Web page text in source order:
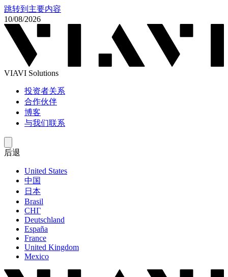
跳转到主要内容
10/08/2026
VIAVI Solutions
投资者关系
合作伙伴
博客
与我们联系
后退
United States
中国
日本
Brasil
СНГ
Deutschland
España
France
United Kingdom
Mexico